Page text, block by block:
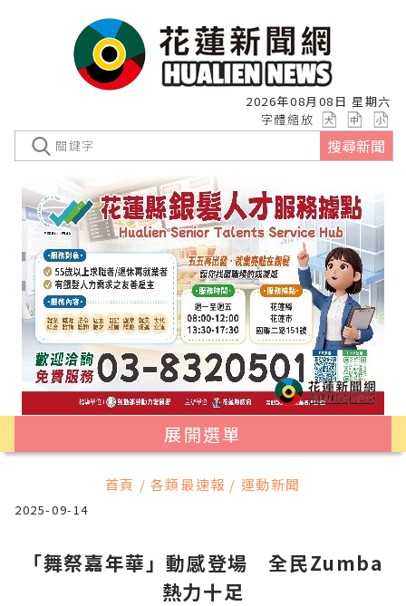
2026年08月08日 星期六
字體縮放
搜尋新聞
展開選單
首頁 / 各類最速報 / 運動新聞
2025-09-14
「舞祭嘉年華」動感登場 全民Zumba
熱力十足